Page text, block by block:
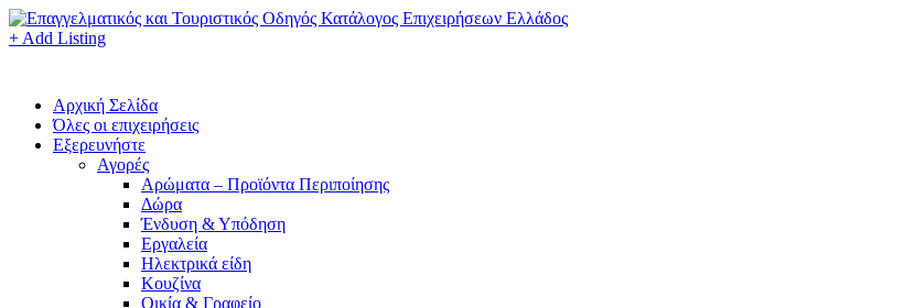
+ Add Listing
Αρχική Σελίδα
Όλες οι επιχειρήσεις
Εξερευνήστε
Αγορές
Αρώματα – Προϊόντα Περιποίησης
Δώρα
Ένδυση & Υπόδηση
Εργαλεία
Ηλεκτρικά είδη
Κουζίνα
Οικία & Γραφείο